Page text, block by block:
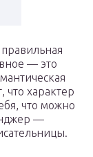
— это
характер
что можно
—